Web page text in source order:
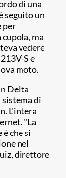
di una
seguito un
per
ma
vedere
S e
moto.
Delta
sistema di
L'intera
"La
che si
nel
direttore